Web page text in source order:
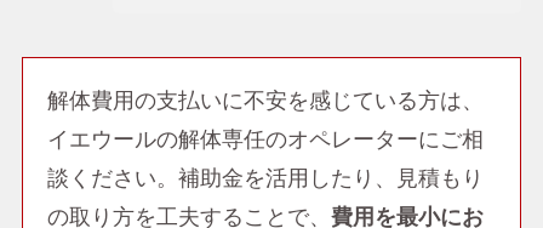
解体費用の支払いに不安を感じている方は、
イエウールの解体専任のオペレーターにご相
談ください。補助金を活用したり、見積もり
の取り方を工夫することで、 費用を最小にお